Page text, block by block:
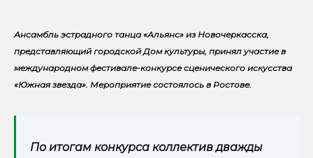
Ансамбль эстрадного танца «Альянс» из Новочеркасска,
представляющий городской Дом культуры, принял участие в
международном фестивале-конкурсе сценического искусства
«Южная звезда». Мероприятие состоялось в Ростове.
По итогам конкурса коллектив дважды